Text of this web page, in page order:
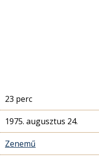
23 perc
1975. augusztus 24.
Zenemű